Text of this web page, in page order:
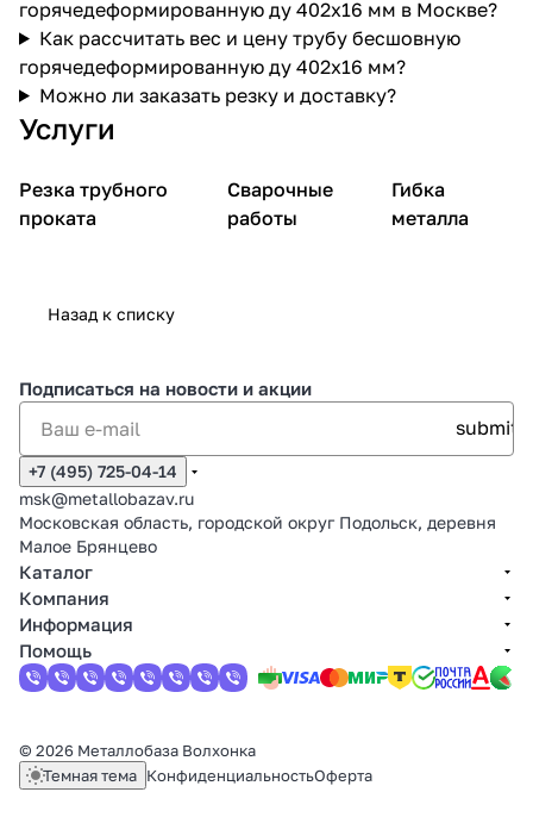
горячедеформированную ду 402х16 мм в Москве?
Как рассчитать вес и цену трубу бесшовную
горячедеформированную ду 402х16 мм?
Можно ли заказать резку и доставку?
Услуги
Резка трубного
проката
Сварочные
работы
Гибка
металла
Назад к списку
Подписаться на новости и акции
+7 (495) 725-04-14
msk@metallobazav.ru
Московская область, городской округ Подольск, деревня
Малое Брянцево
Каталог
Компания
Информация
Помощь
© 2026 Металлобаза Волхонка
Темная тема КонфиденциальностьОферта